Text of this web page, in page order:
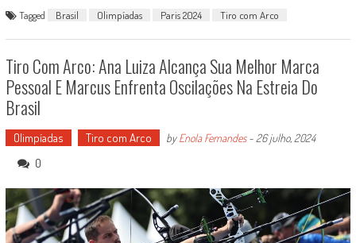
Tagged Brasil Olimpíadas Paris 2024 Tiro com Arco
Tiro Com Arco: Ana Luiza Alcança Sua Melhor Marca
Pessoal E Marcus Enfrenta Oscilações Na Estreia Do
Brasil
Olimpíadas Tiro com Arco byEnola Fernandes- 26 julho, 2024
0